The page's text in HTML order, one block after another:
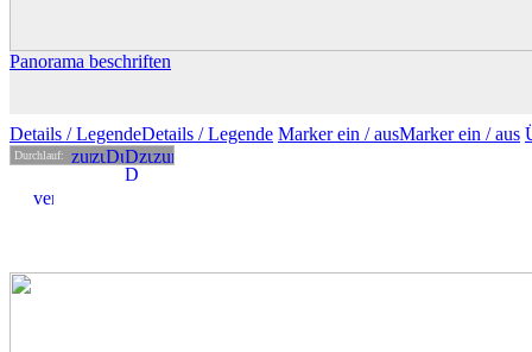
Panorama beschriften
Details / LegendeDetails /Legende Marker ein /ausMarkerein / aus
Durchlauf: